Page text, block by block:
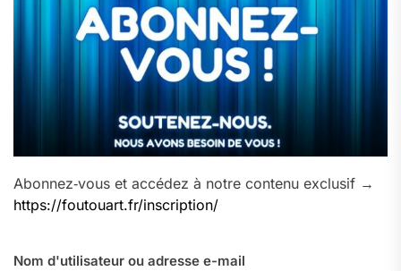
Abonnez‑vous et accédez à notre contenu exclusif →
https://foutouart.fr/inscription/
Nom d'utilisateur ou adresse e-mail